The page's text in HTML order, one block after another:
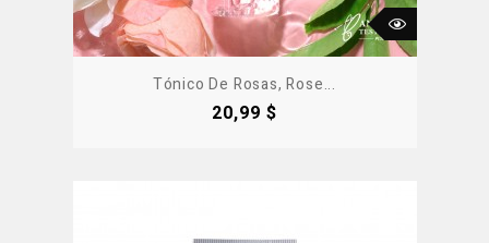
Tónico De Rosas, Rose...
Precio
20,99 $